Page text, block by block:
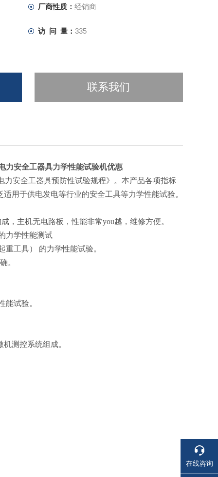
厂商性质： 经销商
访 问 量： 335
联系我们
力安全工器具力学性能试验机优惠
安全工器具预防性试验规程》。本产品各项指标
用于供电发电等行业的安全工具等力学性能试验。
，主机无电路板，性能非常you越，维修方便。
力学性能测试
工具） 的力学性能试验。
。
试验。
测控系统组成。
在线咨询